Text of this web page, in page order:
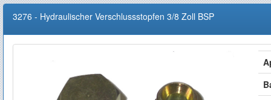
3276 - Hydraulischer Verschlussstopfen 3/8 Zoll BSP